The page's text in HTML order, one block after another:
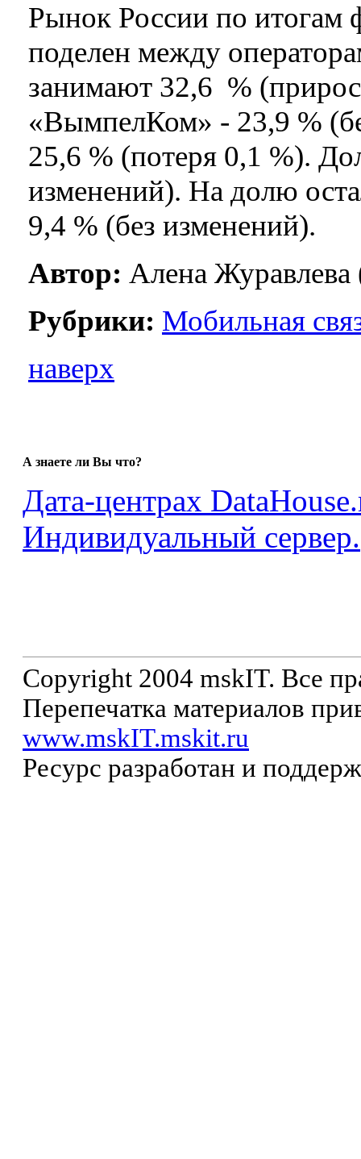
Рынок России по итогам
поделен между
занимают 32,6 %
«ВымпелКом» - 23,9 %
25,6 % (потеря 0,1 %).
изменений). На долю
9,4 % (без изменений).
Автор: Алена Журавлева
Рубрики: Мобильная
наверх
А знаете ли Вы что?
Дата-центрах
Индивидуальный сервер.
Copyright 2004 mskIT. Все
Перепечатка материалов
www.mskIT.mskit.ru
Ресурс разработан и